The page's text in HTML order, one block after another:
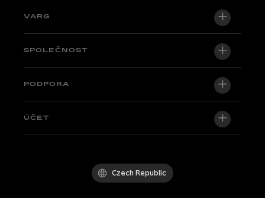
VARG
VARG EX
Factory Edition
Kola skladem
Díly a příslušenství
SPOLEČNOST
O nás
PODPORA
Centrální podpora
ÚČET
Czech Republic